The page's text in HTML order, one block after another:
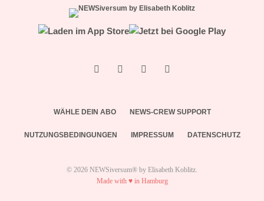
WÄHLE DEIN ABO NEWS-CREW SUPPORT
NUTZUNGSBEDINGUNGEN IMPRESSUM DATENSCHUTZ
© 2026 NEWSiversum® by Elisabeth Koblitz.
Made with ♥ in Hamburg